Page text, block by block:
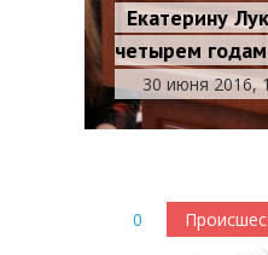
Екатерину
четырем
30 июня 2016,
0